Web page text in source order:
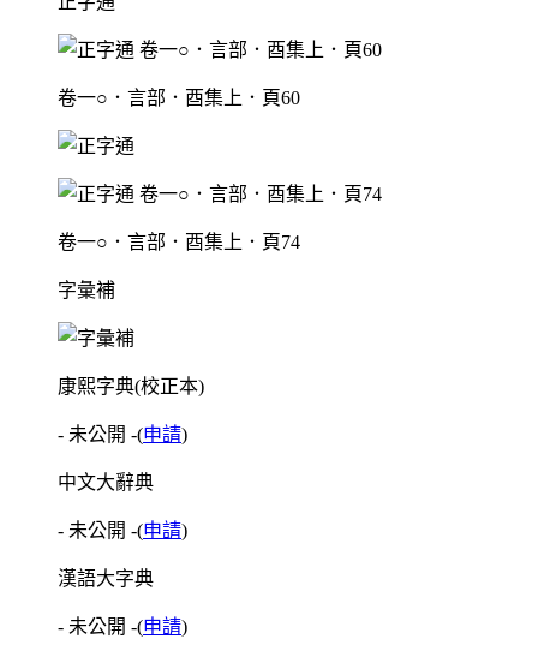
卷一○．言部．酉集上．頁60
卷一○．言部．酉集上．頁74
字彙補
康熙字典(校正本)
- 未公開 -(申請)
中文大辭典
- 未公開 -(申請)
漢語大字典
- 未公開 -(申請)